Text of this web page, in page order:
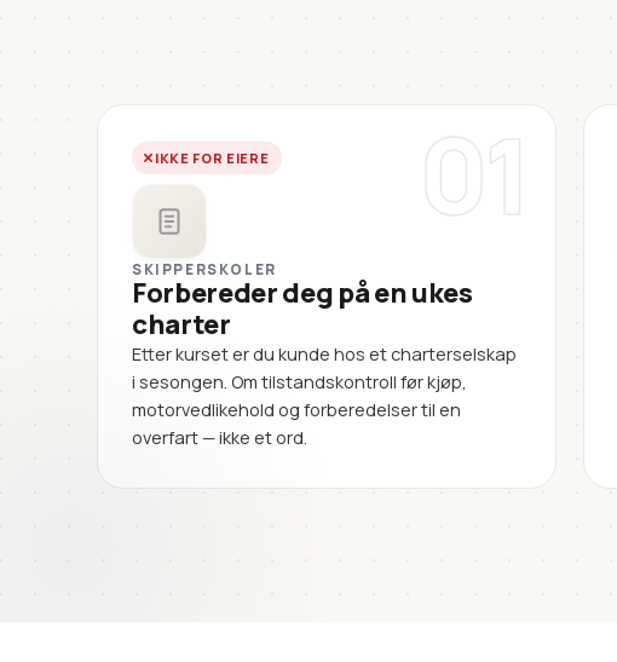
01
IKKE FOR EIERE
SKIPPERSKOLER
Forbereder deg på en ukes
charter
Etter kurset er du kunde hos et charterselskap
i sesongen. Om tilstandskontroll før kjøp,
motorvedlikehold og forberedelser til en
overfart — ikke et ord.